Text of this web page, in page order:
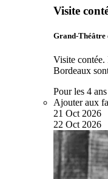
Visite
Grand-Théâtre
Visite
Bordeaux
Pour les 4
Ajouter aux
21 Oct 2026
22 Oct 2026